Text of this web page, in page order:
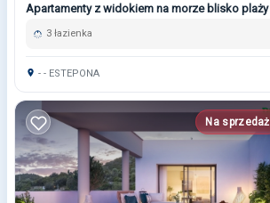
Apartamenty z widokiem na morze blisko plaży
3 łazienka
- - ESTEPONA
Na sprzedaż